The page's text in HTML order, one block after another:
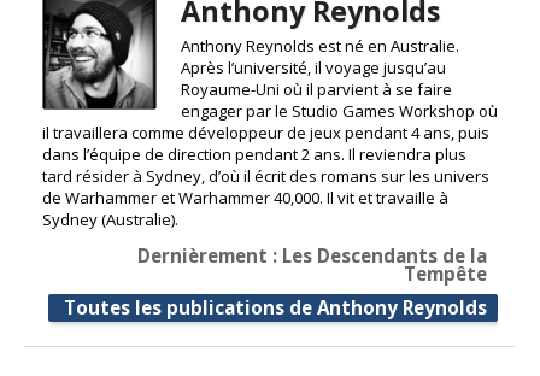
Anthony Reynolds
Anthony Reynolds est né en Australie.
Après l’université, il voyage jusqu’au
Royaume-Uni où il parvient à se faire
engager par le Studio Games Workshop où
il travaillera comme développeur de jeux pendant 4 ans, puis
dans l’équipe de direction pendant 2 ans. Il reviendra plus
tard résider à Sydney, d’où il écrit des romans sur les univers
de Warhammer et Warhammer 40,000. Il vit et travaille à
Sydney (Australie).
Dernièrement : Les Descendants de la
Tempête
Toutes les publications de Anthony Reynolds